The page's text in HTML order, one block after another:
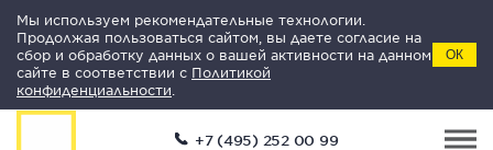
Мы используем рекомендательные технологии.
Продолжая пользоваться сайтом, вы даете согласие на
сбор и обработку данных о вашей активности на данном
сайте в соответствии с Политикой
конфиденциальности
ОК
+7 (495) 252 00 99